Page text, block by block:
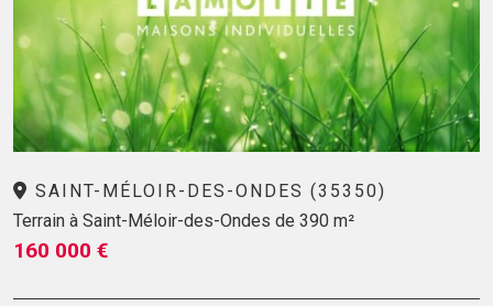
SAINT-MÉLOIR-DES-ONDES (35350)
Terrain à Saint-Méloir-des-Ondes de 390 m²
160 000 €